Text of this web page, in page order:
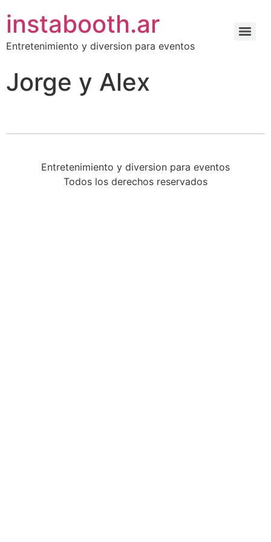
instabooth.ar
Entretenimiento y diversion para eventos
Jorge y Alex
Entretenimiento y diversion para eventos
Todos los derechos reservados